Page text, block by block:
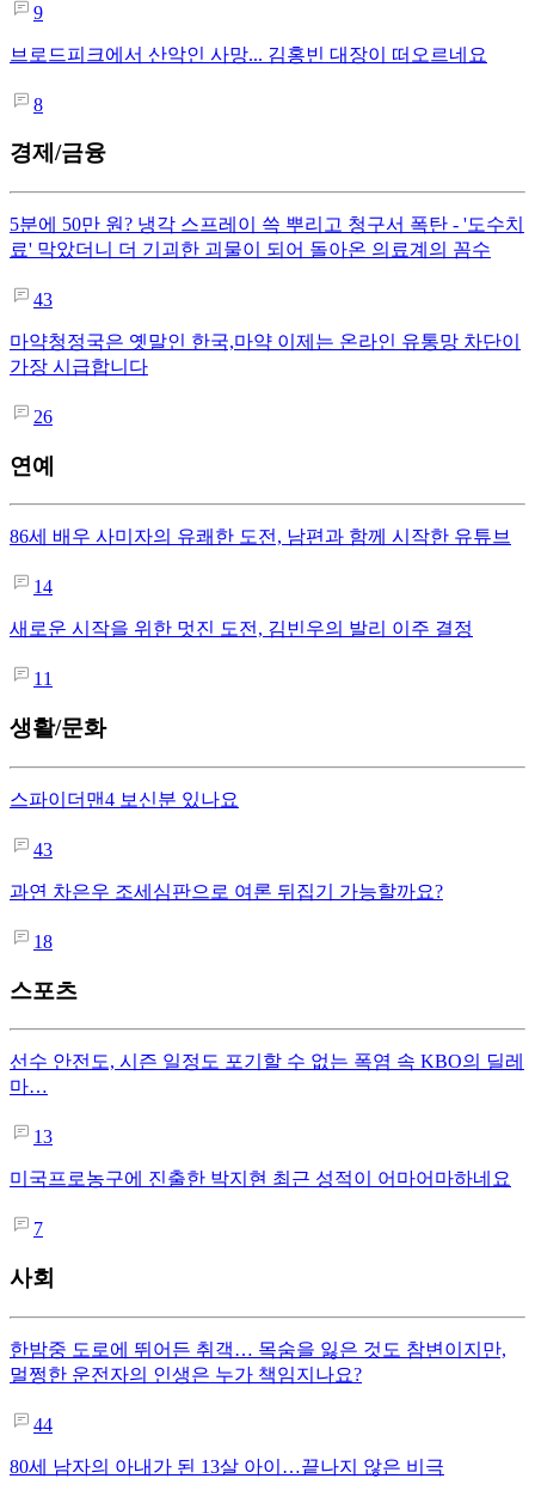
9
브로드피크에서 산악인 사망... 김홍빈 대장이 떠오르네요
8
경제/금융
5분에 50만 원? 냉각 스프레이 쓱 뿌리고 청구서 폭탄 - '도수치
료' 막았더니 더 기괴한 괴물이 되어 돌아온 의료계의 꼼수
43
마약청정국은 옛말인 한국,마약 이제는 온라인 유통망 차단이
가장 시급합니다
26
연예
86세 배우 사미자의 유쾌한 도전, 남편과 함께 시작한 유튜브
14
새로운 시작을 위한 멋진 도전, 김빈우의 발리 이주 결정
11
생활/문화
스파이더맨4 보신분 있나요
43
과연 차은우 조세심판으로 여론 뒤집기 가능할까요?
18
스포츠
선수 안전도, 시즌 일정도 포기할 수 없는 폭염 속 KBO의 딜레
마…
13
미국프로농구에 진출한 박지현 최근 성적이 어마어마하네요
7
사회
한밤중 도로에 뛰어든 취객… 목숨을 잃은 것도 참변이지만,
멀쩡한 운전자의 인생은 누가 책임지나요?
44
80세 남자의 아내가 된 13살 아이…끝나지 않은 비극